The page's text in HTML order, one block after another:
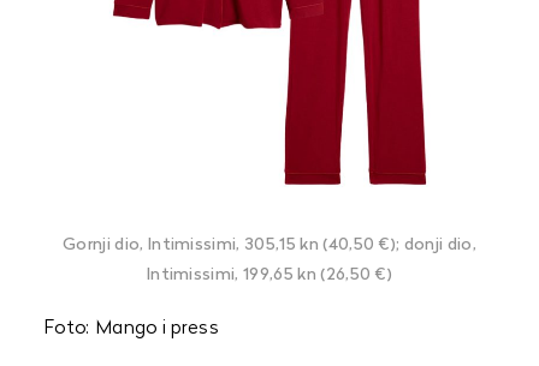
Gornji dio, Intimissimi, 305,15 kn (40,50 €); donji dio,
Intimissimi, 199,65 kn (26,50 €)
Foto: Mango i press